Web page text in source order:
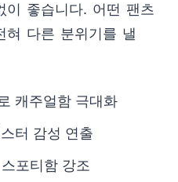
이 좋습니다. 어떤 팬츠
혀 다른 분위기를 낼
캐주얼함 극대화
터 감성 연출
포티함 강조